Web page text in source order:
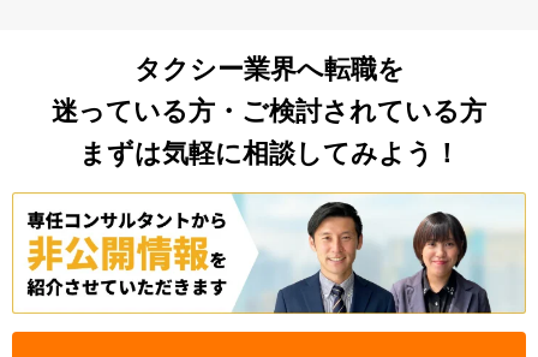
タクシー業界へ転職を
迷っている方・ご検討されている方
まずは気軽に相談してみよう！